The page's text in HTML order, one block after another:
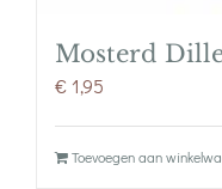
Mosterd
€ 1,95
Toevoegen aan